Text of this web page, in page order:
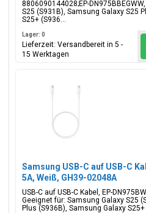
8806090144028;EP-
S25 (S931B), Samsung Galaxy S25
S25+ (S936...
Lager: 0
Lieferzeit: Versandbereit in 5 -
15 Werktagen
Samsung USB-C auf USB-C
5A, Weiß, GH39-02048A
USB-C auf USB-C Kabel, EP-
Geeignet für: Samsung Galaxy S25
Plus (S936B), Samsung Galaxy